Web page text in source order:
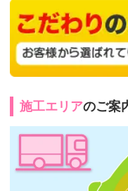
施工エリアのご案